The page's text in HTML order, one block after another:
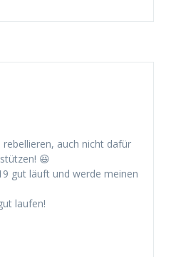
auch nicht dafür
😆
gut läuft und werde meinen
laufen!